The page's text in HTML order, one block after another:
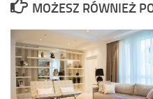
MOŻESZ RÓWNIEŻ